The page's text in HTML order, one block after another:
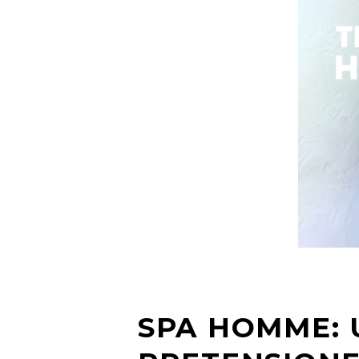
SPA HOMME: